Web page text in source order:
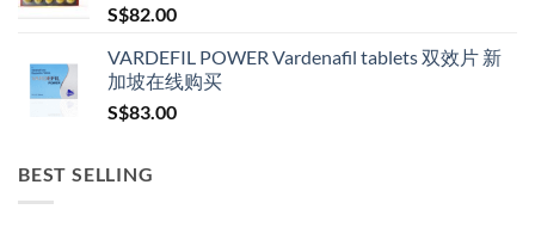
S$82.00
VARDEFIL POWER Vardenafil tablets 双效片 新
加坡在线购买
S$83.00
BEST SELLING